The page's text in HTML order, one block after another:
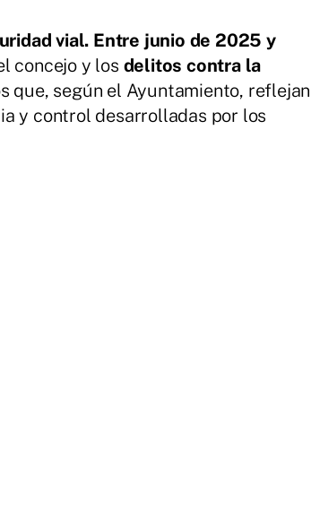
vial. Entre junio de 2025 y
concejo y los delitos contra la
que, según el Ayuntamiento, reflejan
y control desarrolladas por los